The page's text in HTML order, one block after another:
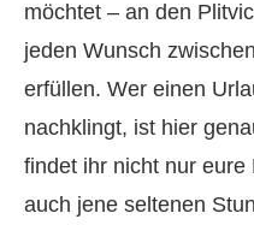
möchtet – an den
jeden Wunsch
erfüllen. Wer einen
nachklingt, ist hier
findet ihr nicht nur
auch jene seltenen